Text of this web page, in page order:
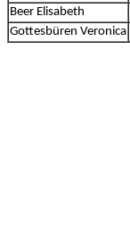
Beer Elisabeth
Gottesbüren Veronica